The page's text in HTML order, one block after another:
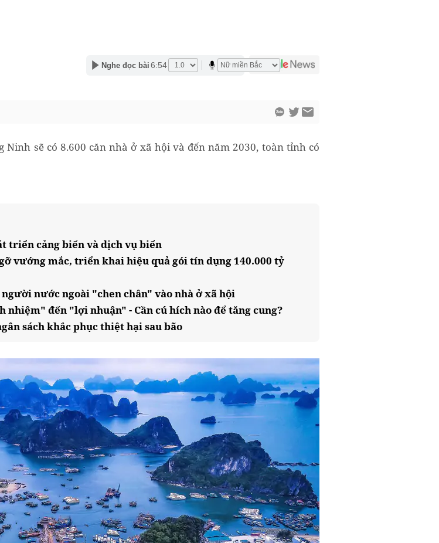
Nghe đọc bài 6:54
sẽ có 8.600 căn nhà ở xã hội và đến năm 2030, toàn tỉnh có
triển cảng biển và dịch vụ biển
vướng mắc, triển khai hiệu quả gói tín dụng 140.000 tỷ
nước ngoài "chen chân" vào nhà ở xã hội
đến "lợi nhuận" - Cần cú hích nào để tăng cung?
sách khắc phục thiệt hại sau bão